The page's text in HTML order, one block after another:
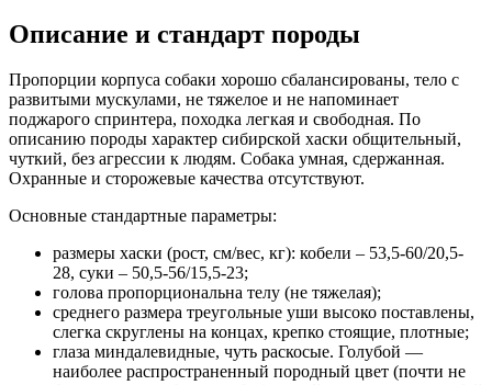
Описание и стандарт породы
Пропорции корпуса собаки хорошо сбалансированы, тело с
развитыми мускулами, не тяжелое и не напоминает
поджарого спринтера, походка легкая и свободная. По
описанию породы характер сибирской хаски общительный,
чуткий, без агрессии к людям. Собака умная, сдержанная.
Охранные и сторожевые качества отсутствуют.
Основные стандартные параметры:
размеры хаски (рост, см/вес, кг): кобели – 53,5-60/20,5-
28, суки – 50,5-56/15,5-23;
голова пропорциональна телу (не тяжелая);
среднего размера треугольные уши высоко поставлены,
слегка скруглены на концах, крепко стоящие, плотные;
глаза миндалевидные, чуть раскосые. Голубой —
наиболее распространенный породный цвет (почти не